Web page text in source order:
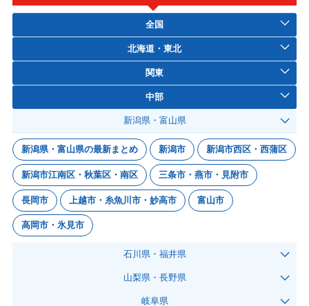
全国
北海道・東北
関東
中部
新潟県・富山県
新潟県・富山県の最新まとめ 新潟市 新潟市西区・西蒲区
新潟市江南区・秋葉区・南区 三条市・燕市・見附市
長岡市 上越市・糸魚川市・妙高市 富山市
高岡市・氷見市
石川県・福井県
山梨県・長野県
岐阜県